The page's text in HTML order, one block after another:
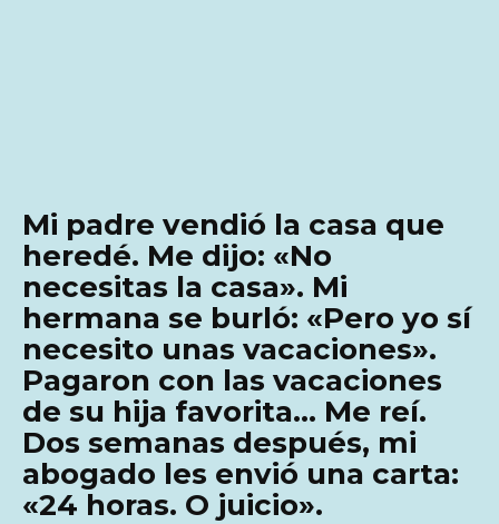
Mi padre vendió la casa que
heredé. Me dijo: «No
necesitas la casa». Mi
hermana se burló: «Pero yo sí
necesito unas vacaciones».
Pagaron con las vacaciones
de su hija favorita… Me reí.
Dos semanas después, mi
abogado les envió una carta:
«24 horas. O juicio».